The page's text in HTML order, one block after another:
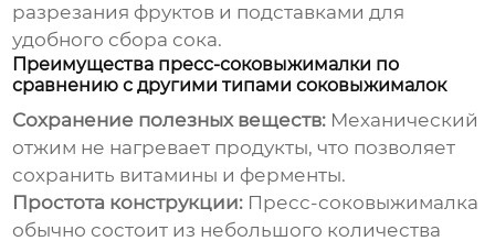
разрезания фруктов и подставками для
удобного сбора сока.
Преимущества пресс-соковыжималки по
сравнению с другими типами соковыжималок
Сохранение полезных веществ: Механический
отжим не нагревает продукты, что позволяет
сохранить витамины и ферменты.
Простота конструкции: Пресс-соковыжималка
обычно состоит из небольшого количества